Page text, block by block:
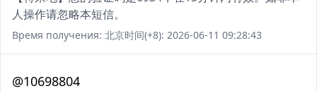
人操作请忽略本短信。
Время получения: 北京时间(+8): 2026-06-11 09:28:43
@10698804